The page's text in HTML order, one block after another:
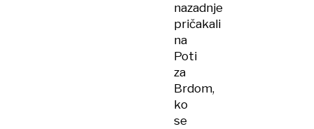
nazadnje
pričakali
na
Poti
za
Brdom,
ko
se